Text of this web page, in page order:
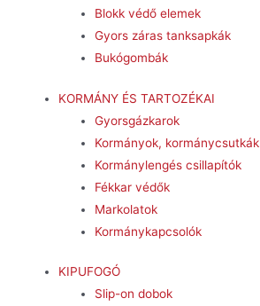
Blokk védő elemek
Gyors záras tanksapkák
Bukógombák
KORMÁNY ÉS TARTOZÉKAI
Gyorsgázkarok
Kormányok, kormánycsutkák
Kormánylengés csillapítók
Fékkar védők
Markolatok
Kormánykapcsolók
KIPUFOGÓ
Slip-on dobok